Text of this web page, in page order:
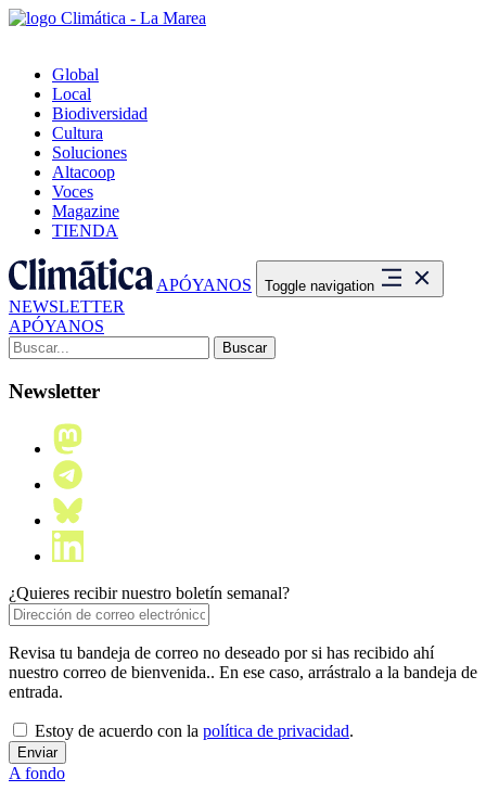
Global
Local
Biodiversidad
Cultura
Soluciones
Altacoop
Voces
Magazine
TIENDA
APÓYANOS Toggle navigation
NEWSLETTER
APÓYANOS
Buscar:
Newsletter
¿Quieres recibir nuestro boletín semanal?
Revisa tu bandeja de correo no deseado por si has recibido ahí
nuestro correo de bienvenida.. En ese caso, arrástralo a la bandeja de
entrada.
Estoy de acuerdo con la política de privacidad.
A fondo